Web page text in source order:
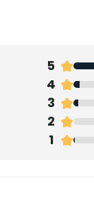
5
4
3
2
1